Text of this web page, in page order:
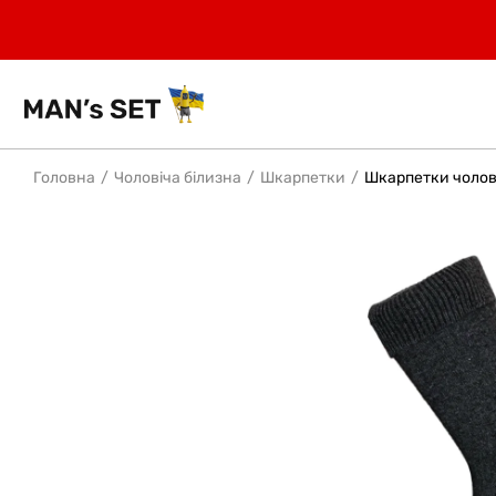
Головна Чоловіча білизна Шкарпетки Шкарпетки